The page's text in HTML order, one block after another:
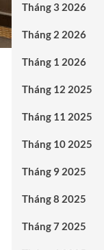
Tháng 3 2026
Tháng 2 2026
Tháng 1 2026
Tháng 12 2025
Tháng 11 2025
Tháng 10 2025
Tháng 9 2025
Tháng 8 2025
Tháng 7 2025